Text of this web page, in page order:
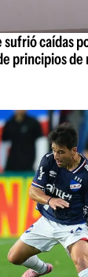
sufrió caídas
principios de